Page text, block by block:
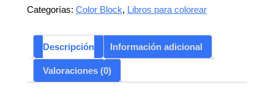
Categorías: Color Block, Libros para colorear
Descripción Información adicional
Valoraciones (0)